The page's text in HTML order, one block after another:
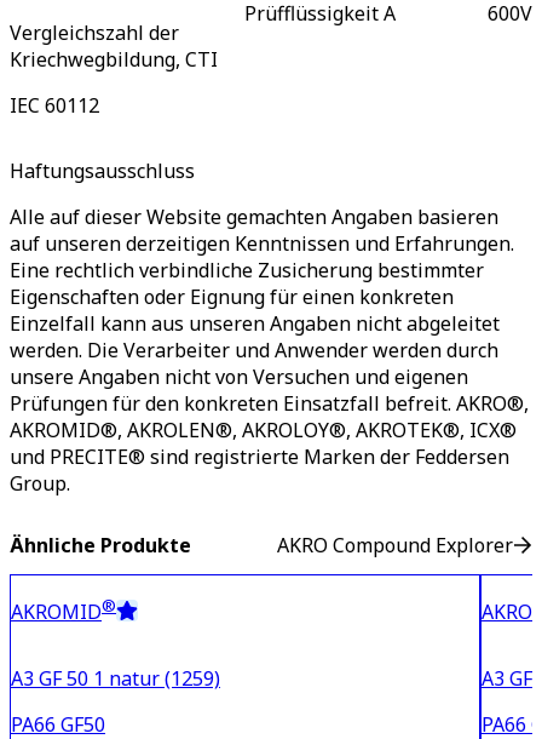
Vergleichszahl der
Kriechwegbildung, CTI
IEC 60112
Prüfflüssigkeit A 600V
Haftungsausschluss
Alle auf dieser Website gemachten Angaben basieren
auf unseren derzeitigen Kenntnissen und Erfahrungen.
Eine rechtlich verbindliche Zusicherung bestimmter
Eigenschaften oder Eignung für einen konkreten
Einzelfall kann aus unseren Angaben nicht abgeleitet
werden. Die Verarbeiter und Anwender werden durch
unsere Angaben nicht von Versuchen und eigenen
Prüfungen für den konkreten Einsatzfall befreit. AKRO®,
AKROMID®, AKROLEN®, AKROLOY®, AKROTEK®, ICX®
und PRECITE® sind registrierte Marken der Feddersen
Group.
Ähnliche Produkte AKRO Compound Explorer
AKROMID®
A3 GF 50 1 natur (1259)
PA66 GF50
A3
PA66